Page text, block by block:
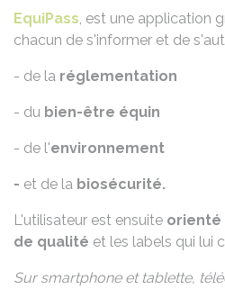
EquiPass, est une application
chacun de s'informer et de
- de la réglementation
- du bien-être équin
- de l'environnement
- et de la biosécurité.
L'utilisateur est ensuite orienté
de qualité et les labels qui lui
Sur smartphone et tablette,